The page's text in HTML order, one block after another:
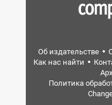
Об издательстве
Как нас найти
Политика